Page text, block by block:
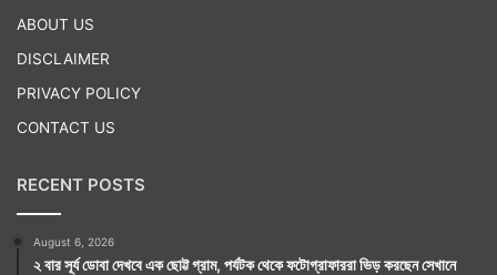
ABOUT US
DISCLAIMER
PRIVACY POLICY
CONTACT US
RECENT POSTS
August 6, 2026
২ বার সূর্য ডোবা দেখবে এক ছোট্ট গ্রাম, পর্যটক থেকে ফটোগ্রাফাররা ভিড় করছেন সেখানে